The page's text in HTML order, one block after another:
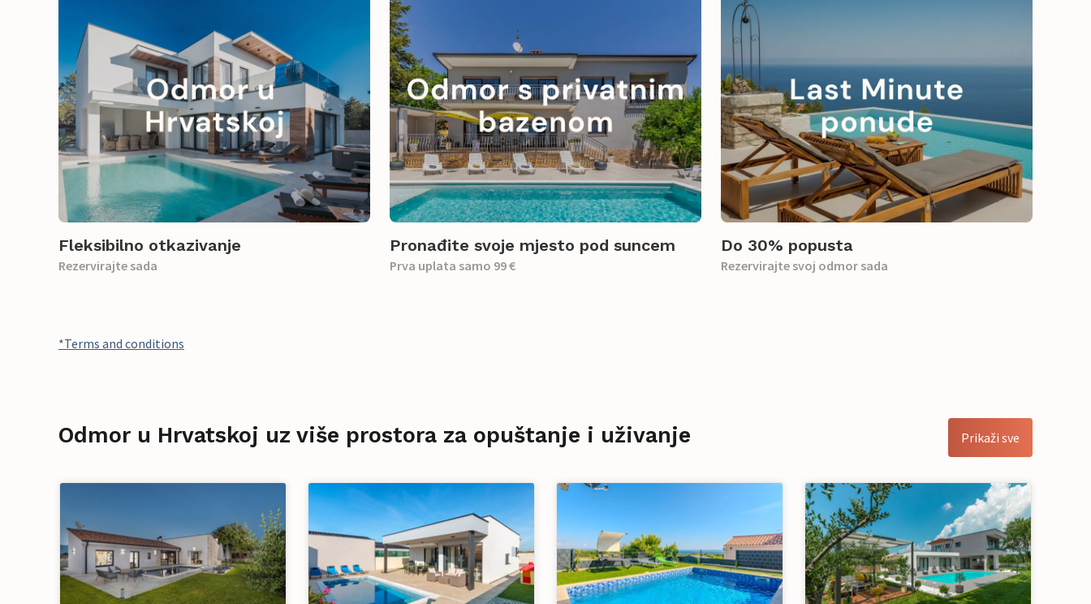
Fleksibilno otkazivanje
Rezervirajte sada
Pronađite svoje mjesto pod suncem
Prva uplata samo 99 €
Do 30% popusta
Rezervirajte svoj odmor sada
*Terms and conditions
Odmor u Hrvatskoj uz više prostora za opuštanje i uživanje Prikaži sve